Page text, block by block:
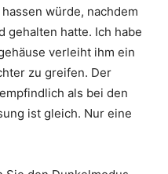
würde, nachdem
gehalten hatte. Ich habe
verleiht ihm ein
zu greifen. Der
als bei den
ist gleich. Nur eine